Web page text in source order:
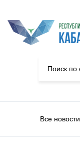
Все новости